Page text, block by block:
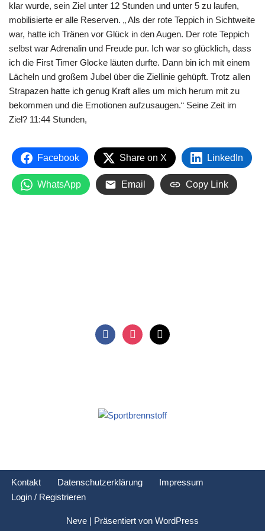
klar wurde, sein Ziel unter 12 Stunden und unter 5 zu laufen,
mobilisierte er alle Reserven. „ Als der rote Teppich in Sichtweite
war, hatte ich Tränen vor Glück in den Augen. Der rote Teppich
selbst war Adrenalin und Freude pur. Ich war so glücklich, dass
ich die First Timer Glocke läuten durfte. Dann bin ich mit einem
Lächeln und großem Jubel über die Ziellinie gehüpft. Trotz allen
Strapazen hatte ich genug Kraft alles um mich herum mit zu
bekommen und die Emotionen aufzusaugen.“ Seine Zeit im
Ziel? 11:44 Stunden,
Facebook Share on X LinkedIn
WhatsApp Email Copy Link
Kontakt Datenschutzerklärung
Impressum
Login / Registrieren
Neve | Präsentiert von WordPress